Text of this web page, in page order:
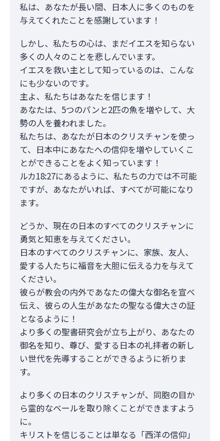
私は、あなたが長い間、日本人に多くのものを
与えてくれたことを感謝しています！
しかし、私たちの心は、まだイエスを知らない
多くの人々のことを悲しんでいます。
イエスを救い主として知っているのは、こんな
にも少ないのです。
主よ、私たちはあなたを信じます！
あなたは、5つのパンと2匹の魚を増やして、大
勢の人を養われました。
私たちは、あなたが日本のクリスチャンを使っ
て、日本中にあなたへの信仰を増やしていくこ
とができることをよく知っています！
ルカ18:27にあるように、私たちの力では不可能
ですが、あなたがいれば、すべてが可能になり
ます。
どうか、現在の日本のすべてのクリスチャンに
勇気と知恵を与えてください。
日本のすべてのクリスチャンに、家族、友人、
愛する人たちに福音を大胆に伝える力を与えて
ください。
彼らが教会の内外であなたの偉大な御名を宣べ
伝え、彼らの人生があなたの聖なる偉大さの証
となるように！
より多くの聖書研究会が立ち上がり、あなたの
御名を知り、尊び、愛する日本の礼拝者の新し
い世代を先導することができるように祈りま
す。
より多くの日本のクリスチャンが、同胞の目か
ら霊的なベールを取り除くことができますよう
に。
キリストを信じることは単なる「西洋の信仰」